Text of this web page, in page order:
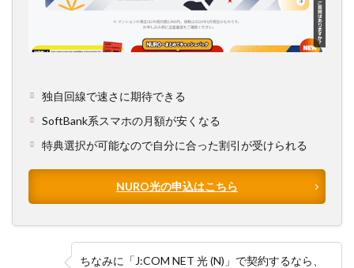
独自回線で速さに期待できる
SoftBank系スマホの月額が安くなる
特典選択が可能なので自分に合った割引が受けられる
NURO光の申込はこちら
ちなみに「J:COM NET 光 (N)」で契約するなら、